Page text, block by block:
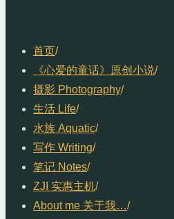
首页/
《心爱的童话》原创小说/
摄影 Photography/
生活 Life/
水族 Aquatic/
写作 Writing/
笔记 Notes/
ZJI 实惠主机/
About me 关于我…/